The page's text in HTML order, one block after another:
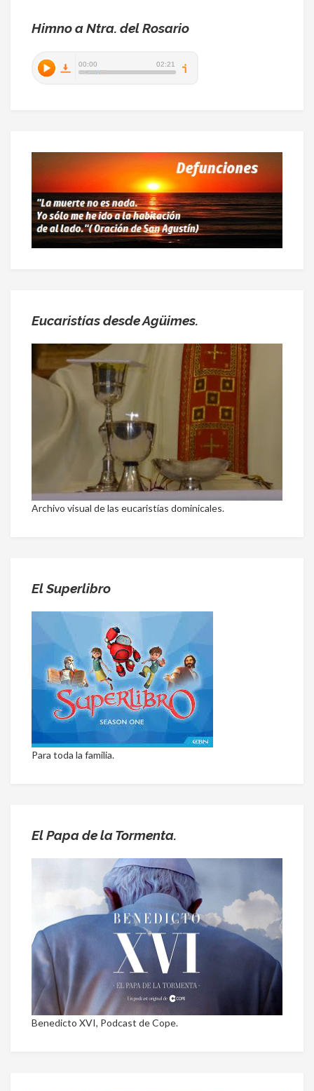
Himno a Ntra. del Rosario
Eucaristías desde Agüimes.
Archivo visual de las eucaristías dominicales.
El Superlibro
Para toda la familia.
El Papa de la Tormenta.
Benedicto XVI, Podcast de Cope.